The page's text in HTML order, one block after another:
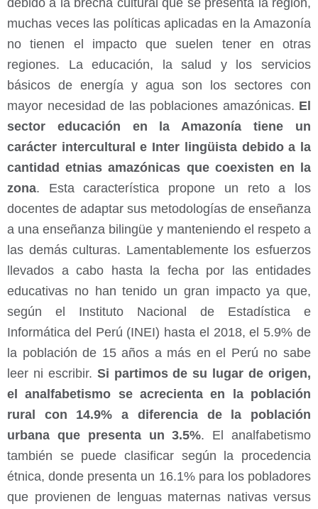
muchas veces las políticas aplicadas en la Amazonía
no tienen el impacto que suelen tener en otras
regiones. La educación, la salud y los servicios
básicos de energía y agua son los sectores con
mayor necesidad de las poblaciones amazónicas. El
sector educación en la Amazonía tiene un
carácter intercultural e Inter lingüista debido a la
cantidad etnias amazónicas que coexisten en la
zona. Esta característica propone un reto a los
docentes de adaptar sus metodologías de enseñanza
a una enseñanza bilingüe y manteniendo el respeto a
las demás culturas. Lamentablemente los esfuerzos
llevados a cabo hasta la fecha por las entidades
educativas no han tenido un gran impacto ya que,
según el Instituto Nacional de Estadística e
Informática del Perú (INEI) hasta el 2018, el 5.9% de
la población de 15 años a más en el Perú no sabe
leer ni escribir. Si partimos de su lugar de origen,
el analfabetismo se acrecienta en la población
rural con 14.9% a diferencia de la población
urbana que presenta un 3.5%. El analfabetismo
también se puede clasificar según la procedencia
étnica, donde presenta un 16.1% para los pobladores
que provienen de lenguas maternas nativas versus